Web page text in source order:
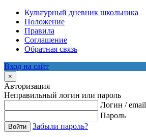
Культурный дневник школьника
Положение
Правила
Соглашение
Обратная связь
Вход на сайт
×
Авторизация
Неправильный логин или пароль
Логин / email
Пароль
Войти Забыли пароль?